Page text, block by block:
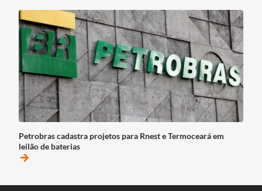
Petrobras cadastra projetos para Rnest e Termoceará em
leilão de baterias
arrow_forward